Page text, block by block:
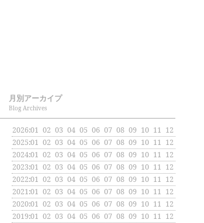
月別アーカイプ
Blog Archives
2026:01 02 03 04 05 06 07 08 09 10 11 12
2025:01 02 03 04 05 06 07 08 09 10 11 12
2024:01 02 03 04 05 06 07 08 09 10 11 12
2023:01 02 03 04 05 06 07 08 09 10 11 12
2022:01 02 03 04 05 06 07 08 09 10 11 12
2021:01 02 03 04 05 06 07 08 09 10 11 12
2020:01 02 03 04 05 06 07 08 09 10 11 12
2019:01 02 03 04 05 06 07 08 09 10 11 12